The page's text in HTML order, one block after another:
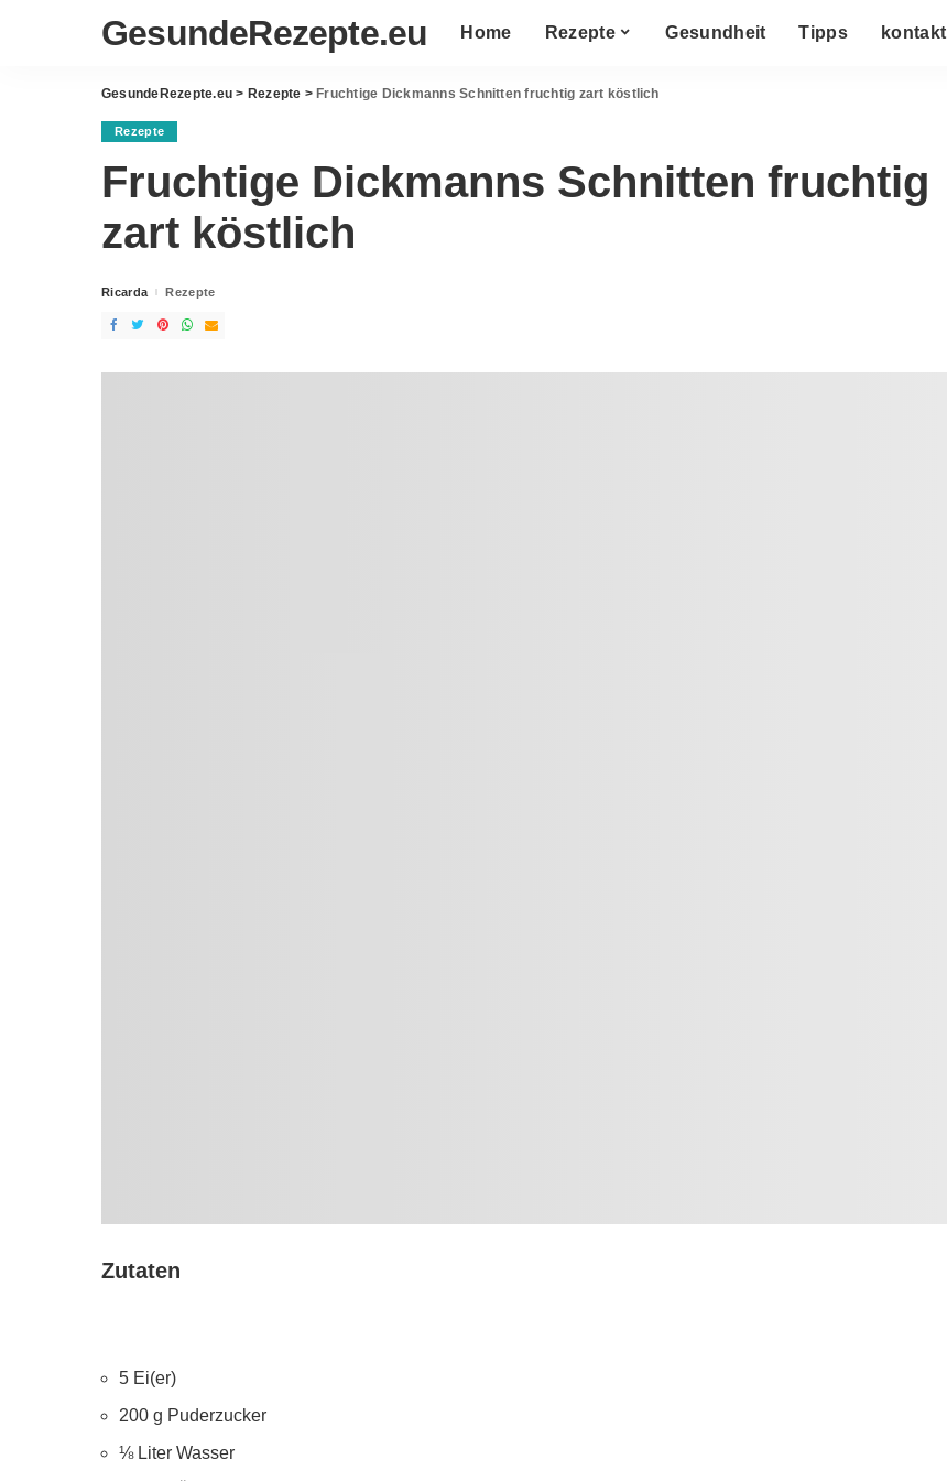
GesundeRezepte.eu Home Rezepte Gesundheit Tipps kontakt
GesundeRezepte.eu > Rezepte > Fruchtige Dickmanns Schnitten fruchtig zart köstlich
Rezepte
Fruchtige Dickmanns Schnitten fruchtig
zart köstlich
Posted
Ricarda Rezepte
Zutaten
5 Ei(er)
200 g Puderzucker
⅛ Liter Wasser